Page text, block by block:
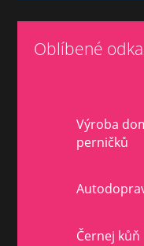
Oblíbené
Výroba
perničků
Černej kůň